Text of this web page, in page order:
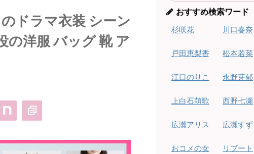
ドラマ衣装 シーン
の洋服 バッグ 靴 ア
おすすめ検索ワード
杉咲花
戸田恵梨香
江口のりこ
上白石萌歌
広瀬アリス
おコメの女
川口春奈
松本若菜
永野芽郁
西野七瀬
広瀬すず
リブート